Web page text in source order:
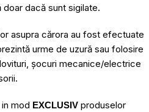
dacă sunt sigilate.
asupra cărora au fost efectuate
urme de uzură sau folosire
șocuri mecanice/electrice
mod EXCLUSIV produselor